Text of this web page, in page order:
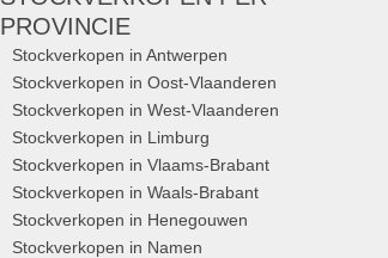
PROVINCIE
Stockverkopen in Antwerpen
Stockverkopen in Oost-Vlaanderen
Stockverkopen in West-Vlaanderen
Stockverkopen in Limburg
Stockverkopen in Vlaams-Brabant
Stockverkopen in Waals-Brabant
Stockverkopen in Henegouwen
Stockverkopen in Namen